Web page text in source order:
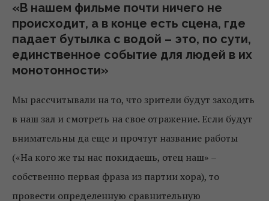
«В нашем фильме почти ничего не
происходит, а в конце есть сцена, где
падает бутылка с водой – это, по сути,
единственное событие для людей в их
монотонности»
Мы рассчитывали на то, что зрители будут заходить
в наш зал и смотреть на свое отражение. Если будут
внимательны да еще и прочтут название работы
(«На кого же ты нас покидаешь, отец наш» –
собственно первая фраза из партии хора), то
провести определенную сравнительную